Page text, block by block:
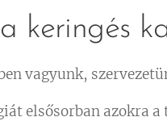
keringés
vagyunk,
elsősorban azokra